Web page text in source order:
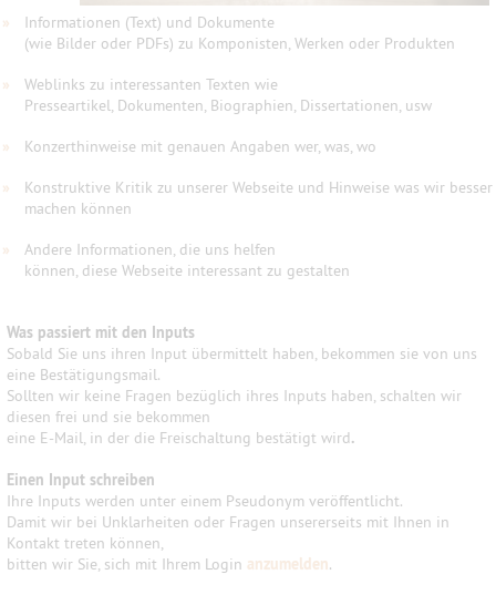
»
Informationen (Text) und Dokumente
(wie Bilder oder PDFs) zu Komponisten, Werken oder Produkten
»
Weblinks zu interessanten Texten wie
Presseartikel, Dokumenten, Biographien, Dissertationen, usw
» Konzerthinweise mit genauen Angaben wer, was, wo
»
Konstruktive Kritik zu unserer Webseite und Hinweise was wir besser
machen können
»
Andere Informationen, die uns helfen
können, diese Webseite interessant zu gestalten
Was passiert mit den Inputs
Sobald Sie uns ihren Input übermittelt haben, bekommen sie von uns
eine Bestätigungsmail.
Sollten wir keine Fragen bezüglich ihres Inputs haben, schalten wir
diesen frei und sie bekommen
eine E-Mail, in der die Freischaltung bestätigt wird.
Einen Input schreiben
Ihre Inputs werden unter einem Pseudonym veröffentlicht.
Damit wir bei Unklarheiten oder Fragen unsererseits mit Ihnen in
Kontakt treten können,
bitten wir Sie, sich mit Ihrem Login anzumelden.